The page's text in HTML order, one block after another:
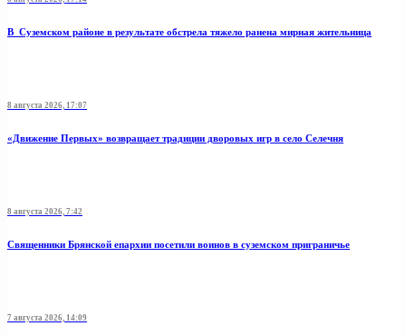
В Суземском районе в результате обстрела тяжело ранена мирная жительница
8 августа 2026, 17:07
«Движение Первых» возвращает традиции дворовых игр в село Селечня
8 августа 2026, 7:42
Священники Брянской епархии посетили воинов в суземском приграничье
7 августа 2026, 14:09